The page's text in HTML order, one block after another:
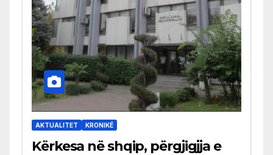
AKTUALITET KRONIKË
Kërkesa në shqip, përgjigjja e